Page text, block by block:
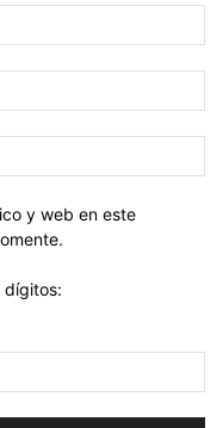
y web en este
dígitos: